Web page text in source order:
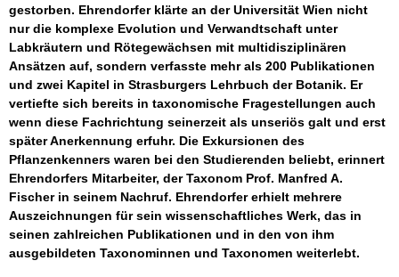
gestorben. Ehrendorfer klärte an der Universität Wien nicht
nur die komplexe Evolution und Verwandtschaft unter
Labkräutern und Rötegewächsen mit multidisziplinären
Ansätzen auf, sondern verfasste mehr als 200 Publikationen
und zwei Kapitel in Strasburgers Lehrbuch der Botanik. Er
vertiefte sich bereits in taxonomische Fragestellungen auch
wenn diese Fachrichtung seinerzeit als unseriös galt und erst
später Anerkennung erfuhr. Die Exkursionen des
Pflanzenkenners waren bei den Studierenden beliebt, erinnert
Ehrendorfers Mitarbeiter, der Taxonom Prof. Manfred A.
Fischer in seinem Nachruf. Ehrendorfer erhielt mehrere
Auszeichnungen für sein wissenschaftliches Werk, das in
seinen zahlreichen Publikationen und in den von ihm
ausgebildeten Taxonominnen und Taxonomen weiterlebt.